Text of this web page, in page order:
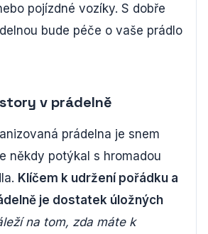
pojízdné vozíky. S dobře
bude péče o vaše prádlo
v prádelně
prádelna je snem
někdy potýkal s hromadou
Klíčem k udržení pořádku a
je dostatek úložných
na tom, zda máte k